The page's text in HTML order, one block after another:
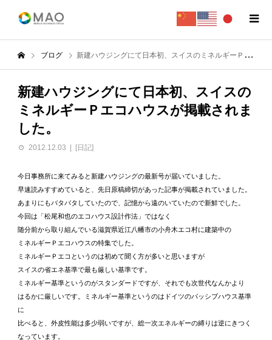
ブログ 新建ハウジングにて日本初、スイスのミネルギーＰエコハウスが掲載されました。
新建ハウジングにて日本初、スイスの
ミネルギーＰエコハウスが掲載されま
した。
2012.12.03 [日記]
今日事務所に来てみると新建ハウジングの最新号が届いていました。
早速読みすすめていると、先日原稿締切があった記事が掲載されていました。
あまりにもバタバタしていたので、記憶から遠のいていたので新鮮でした。
今回は「松尾和也のエコハウス設計作法」ではなく
随分前から取り組んでいる滋賀県近江八幡市の小舟木エコ村に建築中の
ミネルギーＰエコハウスの特集でした。
ミネルギーＰエコというのは初めて聞く方が多いと思いますが
スイスの省エネ基準で最も厳しい基準です。
ミネルギー基準というのがスタンダードですが、それでも次世代なんかより
はるかに厳しいです。ミネルギー基準というのはドイツのパッシブハウス基準
に
比べると、外皮性能は多少弱いですが、総一次エネルギーの縛りは逆にきつく
なっています。